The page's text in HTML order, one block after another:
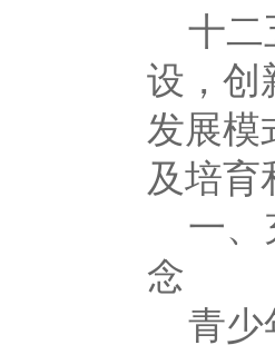
十
设，创
发展模
及培
一
念
青